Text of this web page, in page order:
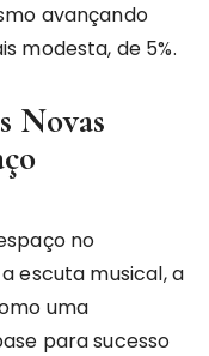
avançando
modesta, de 5%.
Novas
no
escuta musical, a
uma
para sucesso